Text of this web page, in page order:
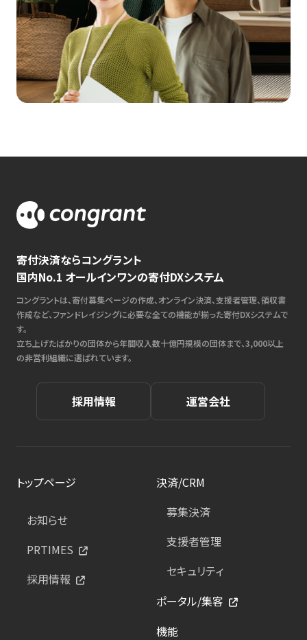
寄付決済ならコングラント
国内No.1 オールインワンの寄付DXシステム
コングラントは、寄付募集ページの作成、オンライン決済、支援者管理、領収書
作成など、ファンドレイジングに必要な全ての機能が揃った寄付DXシステムで
す。
立ち上げたばかりの団体から年間収入数十億円規模の団体まで、3,000以上
の非営利組織に選ばれています。
採用情報 運営会社
トップページ
お知らせ
PRTIMES
採用情報
決済/CRM
募集決済
支援者管理
セキュリティ
ポータル/集客
機能